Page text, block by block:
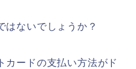
はないでしょうか？
カードの支払い方法がド